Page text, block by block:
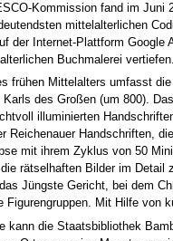
Kommission fand im
mittelalterlichen
der Internet-Plattform
Buchmalerei
frühen Mittelalters umfasst
des Großen (um 800).
illuminierten
Reichenauer Handschriften,
mit ihrem Zyklus von 50
rätselhaften Bilder im
Jüngste Gericht, bei dem
Mit Hilfe
kann die Staatsbibliothek